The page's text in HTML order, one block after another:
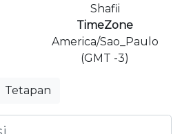
Shafii
TimeZone
America/Sao_Paulo
(GMT -3)
Tetapan